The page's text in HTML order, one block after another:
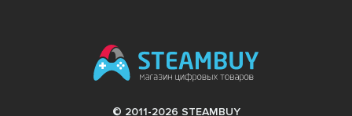
© 2011-2026 STEAMBUY